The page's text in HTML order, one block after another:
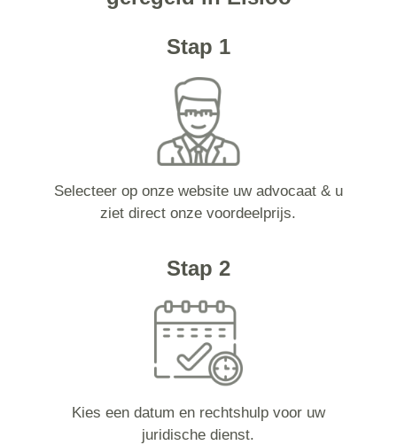
Stap 1
Selecteer op onze website uw advocaat & u
ziet direct onze voordeelprijs.
Stap 2
Kies een datum en rechtshulp voor uw
juridische dienst.